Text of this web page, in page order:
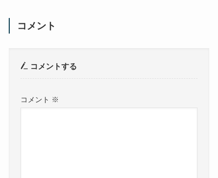
コメント
コメントする
コメント ※